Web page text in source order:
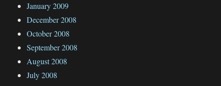
January 2009
December 2008
October 2008
September 2008
August 2008
July 2008